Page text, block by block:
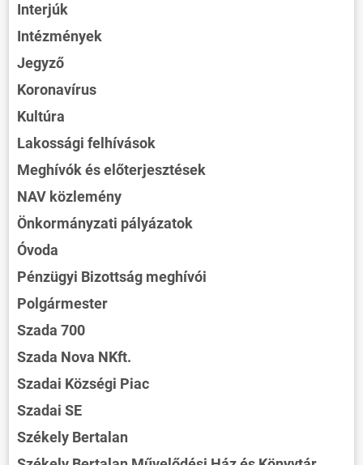
Interjúk
Intézmények
Jegyző
Koronavírus
Kultúra
Lakossági felhívások
Meghívók és előterjesztések
NAV közlemény
Önkormányzati pályázatok
Óvoda
Pénzügyi Bizottság meghívói
Polgármester
Szada 700
Szada Nova NKft.
Szadai Községi Piac
Szadai SE
Székely Bertalan